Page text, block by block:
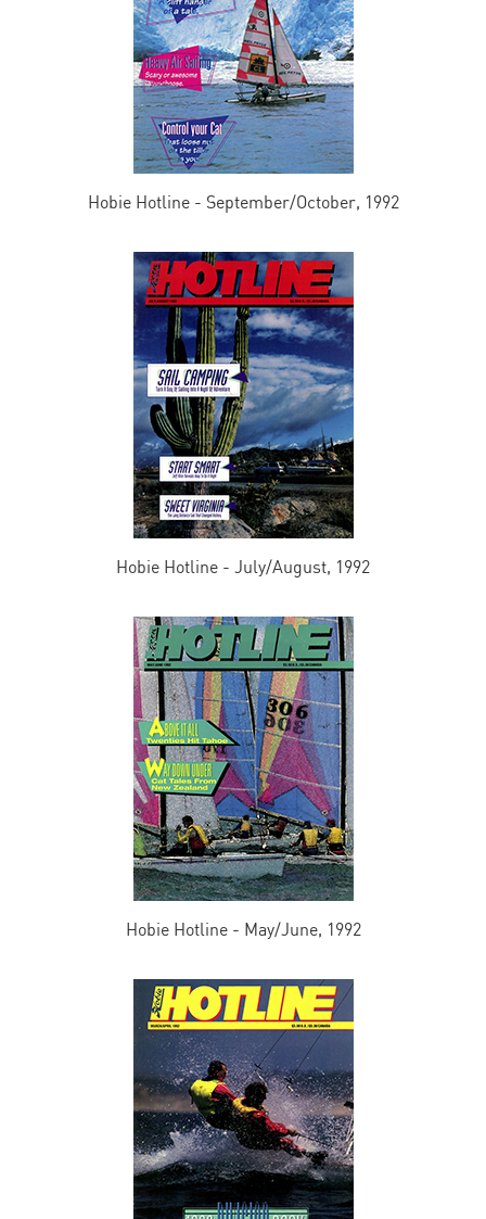
Hobie Hotline - September/October, 1992
Hobie Hotline - July/August, 1992
Hobie Hotline - May/June, 1992